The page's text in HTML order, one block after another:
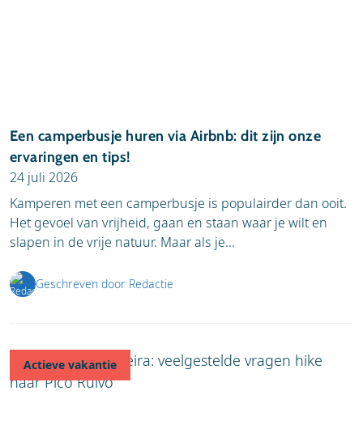
Een camperbusje huren via Airbnb: dit zijn onze
ervaringen en tips!
24 juli 2026
Kamperen met een camperbusje is populairder dan ooit.
Het gevoel van vrijheid, gaan en staan waar je wilt en
slapen in de vrije natuur. Maar als je...
Geschreven door Redactie
Actieve vakantie